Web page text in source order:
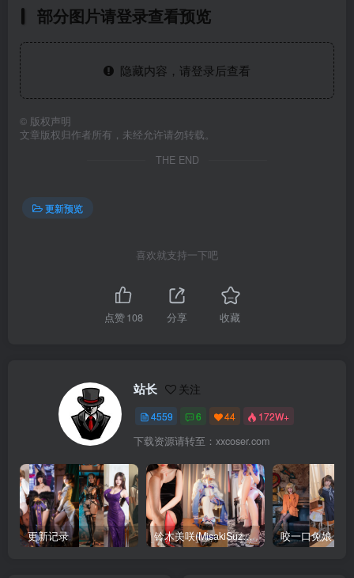
部分图片请登录查看预览
隐藏内容，请登录后查看
© 版权声明
文章版权归作者所有，未经允许请勿转载。
THE END
更新预览
喜欢就支持一下吧
点赞108 分享 收藏
站长 关注
4559 6 44 172W+
下载资源请转至：xxcoser.com
更新记录 铃木美咲(MisakiSuzuki) 合集下载 咬一口兔娘 合